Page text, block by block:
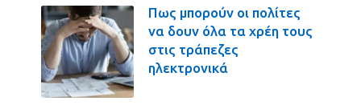
Πως μπορούν οι πολίτες
να δουν όλα τα χρέη τους
στις τράπεζες
ηλεκτρονικά